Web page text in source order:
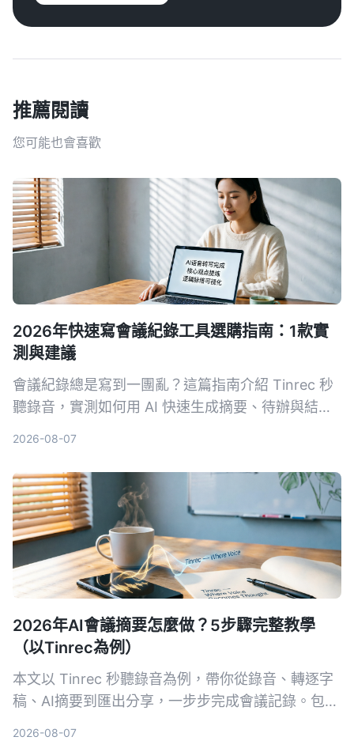
推薦閱讀
您可能也會喜歡
2026年快速寫會議紀錄工具選購指南：1款實
測與建議
會議紀錄總是寫到一團亂？這篇指南介紹 Tinrec 秒
聽錄音，實測如何用 AI 快速生成摘要、待辦與結構
2026-08-07
2026年AI會議摘要怎麼做？5步驟完整教學
（以Tinrec為例）
本文以 Tinrec 秒聽錄音為例，帶你從錄音、轉逐字
稿、AI摘要到匯出分享，一步步完成會議記錄。包含
2026-08-07